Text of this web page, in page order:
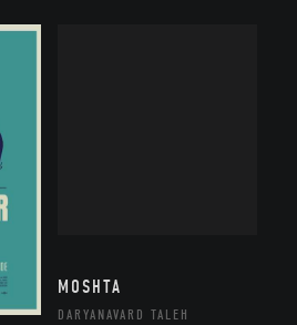
MOSHTA
DARYANAVARD TALEH